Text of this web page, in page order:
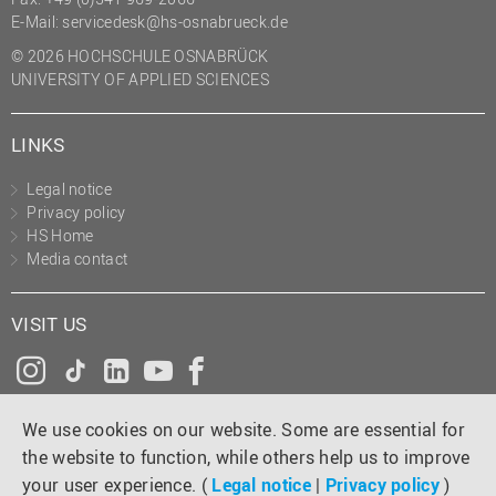
We use cookies on our website. Some are essential for
the website to function, while others help us to improve
your user experience. ( Legal notice | Privacy policy)
(PMO)
Prozessmanagement
Studium und Lehre
Transfer- und
Innovationsmanagement
E-Mail: servicedesk@hs-osnabrueck.de
© 2026 HOCHSCHULE OSNABRÜCK
UNIVERSITY OF APPLIED SCIENCES
LINKS
Legal notice
Privacy policy
HS Home
Media contact
VISIT US
Instagram
Tiktok
LinkedInYouTube